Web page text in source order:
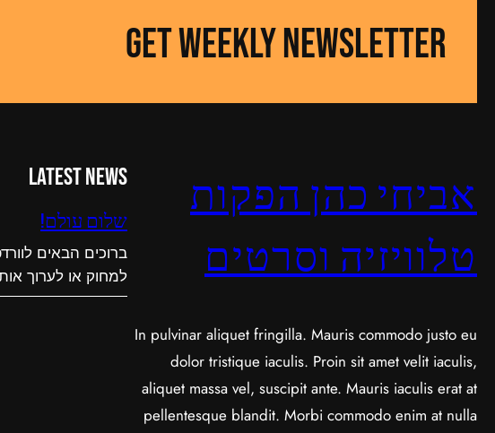
GET WEEKLY NEWSLETTER
אביחי כהן הפקות
טלוויזיה וסרטים
In pulvinar aliquet fringilla. Mauris commodo justo eu
dolor tristique iaculis. Proin sit amet velit iaculis,
aliquet massa vel, suscipit ante. Mauris iaculis erat at
pellentesque blandit. Morbi commodo enim at nulla
Latest News
שלום עולם!
ברוכים הבאים
למחוק או לערוך